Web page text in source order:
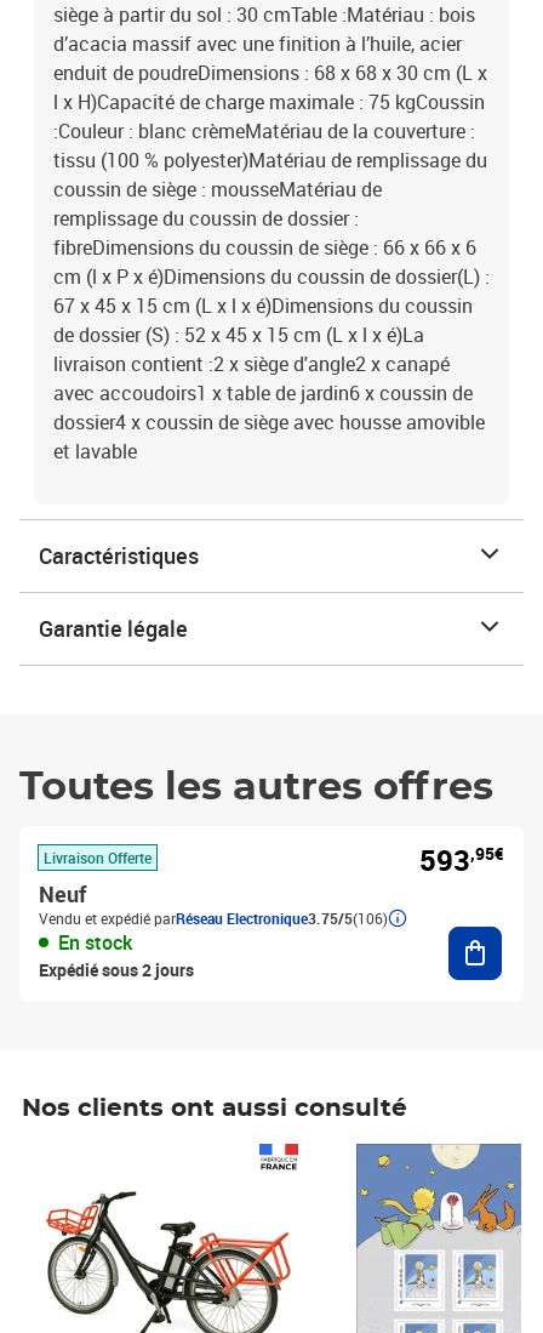
siège à partir du sol : 30 cmTable :Matériau : bois
d’acacia massif avec une finition à l’huile, acier
enduit de poudreDimensions : 68 x 68 x 30 cm (L x
l x H)Capacité de charge maximale : 75 kgCoussin
:Couleur : blanc crèmeMatériau de la couverture :
tissu (100 % polyester)Matériau de remplissage du
coussin de siège : mousseMatériau de
remplissage du coussin de dossier :
fibreDimensions du coussin de siège : 66 x 66 x 6
cm (l x P x é)Dimensions du coussin de dossier(L) :
67 x 45 x 15 cm (L x l x é)Dimensions du coussin
de dossier (S) : 52 x 45 x 15 cm (L x l x é)La
livraison contient :2 x siège d'angle2 x canapé
avec accoudoirs1 x table de jardin6 x coussin de
dossier4 x coussin de siège avec housse amovible
et lavable
Caractéristiques
Garantie légale
Toutes les autres offres
Livraison Offerte
Neuf
Vendu et expédié parRéseau Electronique3.75/5(106)
En stock
Expédié sous 2 jours
593,95€
Nos clients ont aussi consulté
Prix 7,50€